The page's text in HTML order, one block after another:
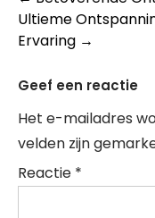
Ultieme
Ervaring →
Geef een reactie
Het e-mailadres
velden zijn
Reactie *